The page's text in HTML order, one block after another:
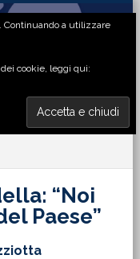
“Noi
Paese”
Continuando a utilizzare
cookie, leggi qui: